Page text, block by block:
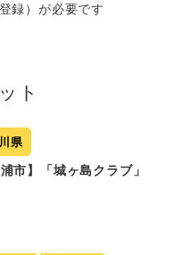
録）が必要です
ト
県
市】「城ヶ島クラブ」